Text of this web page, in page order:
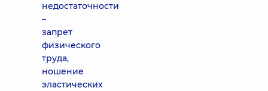
недостаточности
–
запрет
физического
труда,
ношение
эластических